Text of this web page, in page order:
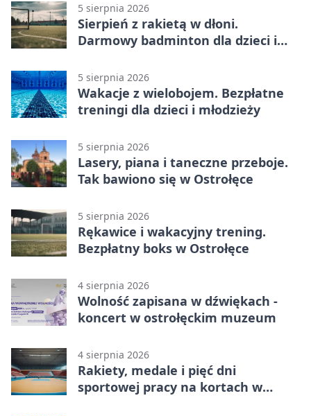
5 sierpnia 2026
Sierpień z rakietą w dłoni.
Darmowy badminton dla dzieci i
5 sierpnia 2026
Wakacje z wielobojem. Bezpłatne
treningi dla dzieci i młodzieży
5 sierpnia 2026
Lasery, piana i taneczne przeboje.
Tak bawiono się w Ostrołęce
5 sierpnia 2026
Rękawice i wakacyjny trening.
Bezpłatny boks w Ostrołęce
4 sierpnia 2026
Wolność zapisana w dźwiękach -
koncert w ostrołęckim muzeum
4 sierpnia 2026
Rakiety, medale i pięć dni
sportowej pracy na kortach w